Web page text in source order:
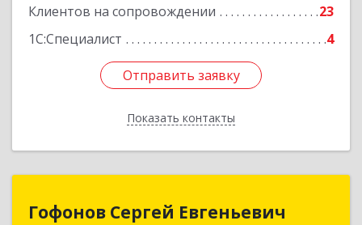
Клиентов на сопровождении
23
1С:Специалист
4
Отправить заявку
Показать контакты
Отправить заявку
Назад
Гофонов Сергей Евгеньевич
Гофонов Сергей Евгеньевич